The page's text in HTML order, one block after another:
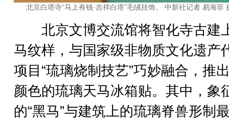
北京白塔寺“马上有钱·吉祥白塔”毛绒挂饰。 中新社记者 易海菲
北京文博交流馆将智化寺古建
马纹样，与国家级非物质文化遗产
项目“琉璃烧制技艺”巧妙融合，推
颜色的琉璃天马冰箱贴。其中，象
的“黑马”与建筑上的琉璃脊兽形制